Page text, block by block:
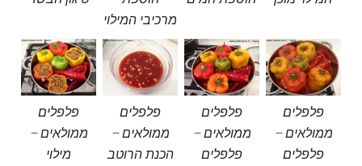
מרכיבי המילוי
פלפלים
ממולאים –
מילוי
פלפלים
ממולאים –
הכנת הרוטב
פלפלים
ממולאים –
פלפלים
פלפלים
ממולאים –
פלפלים